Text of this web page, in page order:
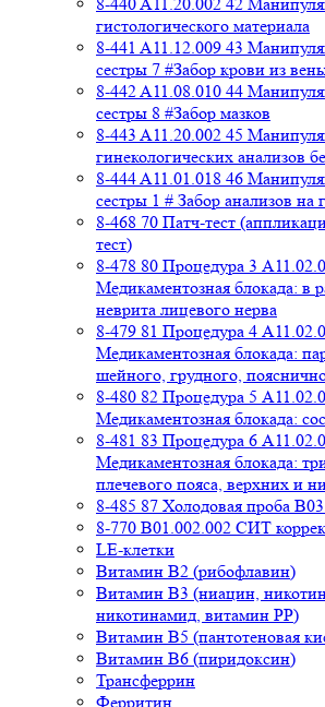
гистологического материала
8-441 A11.12.009 43
сестры 7 #Забор крови из
8-442 A11.08.010 44
сестры 8 #Забор мазков
8-443 A11.20.002 45
гинекологических анализов
8-444 A11.01.018 46
сестры 1 # Забор анализов на
8-468 70 Патч-тест
тест)
8-478 80 Процедура 3
Медикаментозная блокада: в
неврита лицевого нерва
8-479 81 Процедура 4
Медикаментозная блокада:
шейного, грудного,
8-480 82 Процедура 5
Медикаментозная блокада:
8-481 83 Процедура 6
Медикаментозная блокада:
плечевого пояса, верхних и
8-485 87 Холодовая проба
8-770 B01.002.002 СИТ
LE-клетки
Витамин В2 (рибофлавин)
Витамин В3 (ниацин,
никотинамид, витамин PP)
Витамин В5 (пантотеновая
Витамин В6 (пиридоксин)
Трансферрин
Ферритин